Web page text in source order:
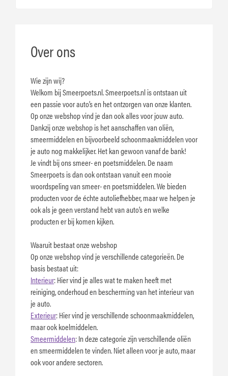
Over ons
Wie zijn wij?
Welkom bij Smeerpoets.nl. Smeerpoets.nl is ontstaan uit
een passie voor auto’s en het ontzorgen van onze klanten.
Op onze webshop vind je dan ook alles voor jouw auto.
Dankzij onze webshop is het aanschaffen van oliën,
smeermiddelen en bijvoorbeeld schoonmaakmiddelen voor
je auto nog makkelijker. Het kan gewoon vanaf de bank!
Je vindt bij ons smeer- en poetsmiddelen. De naam
Smeerpoets is dan ook ontstaan vanuit een mooie
woordspeling van smeer- en poetsmiddelen. We bieden
producten voor de échte autoliefhebber, maar we helpen je
ook als je geen verstand hebt van auto’s en welke
producten er bij komen kijken.
Waaruit bestaat onze webshop
Op onze webshop vind je verschillende categorieën. De
basis bestaat uit:
Interieur: Hier vind je alles wat te maken heeft met
reiniging, onderhoud en bescherming van het interieur van
je auto.
Exterieur: Hier vind je verschillende schoonmaakmiddelen,
maar ook koelmiddelen.
Smeermiddelen: In deze categorie zijn verschillende oliën
en smeermiddelen te vinden. Niet alleen voor je auto, maar
ook voor andere sectoren.